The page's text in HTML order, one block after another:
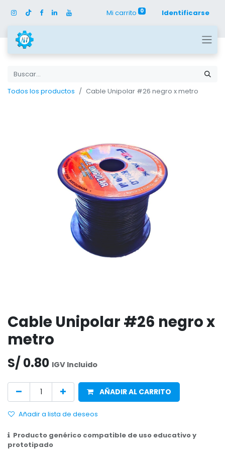
Mi carrito 0 Identificarse
Todos los productos Cable Unipolar #26 negro x metro
Cable Unipolar #26 negro x
metro
S/ 0.80 IGV Incluido
AÑADIR AL CARRITO
Añadir a lista de deseos
Producto genérico compatible de uso educativo y
prototipado